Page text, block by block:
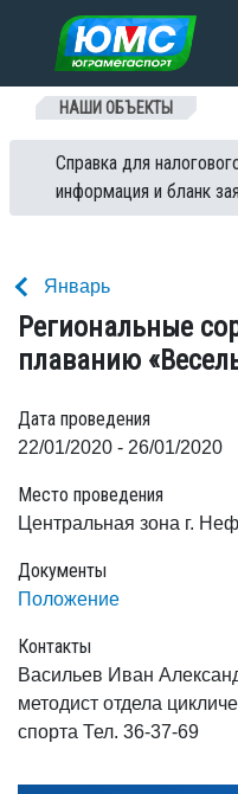
Перейти к содержанию
НАШИ ОБЪЕКТЫ
Справка для
информация и бланк
Январь
Региональные
плаванию
Дата проведения
22/01/2020 - 26/01/2020
Место проведения
Центральная зона г.
Документы
Положение
Контакты
Васильев Иван
методист отдела
спорта Тел. 36-37-69